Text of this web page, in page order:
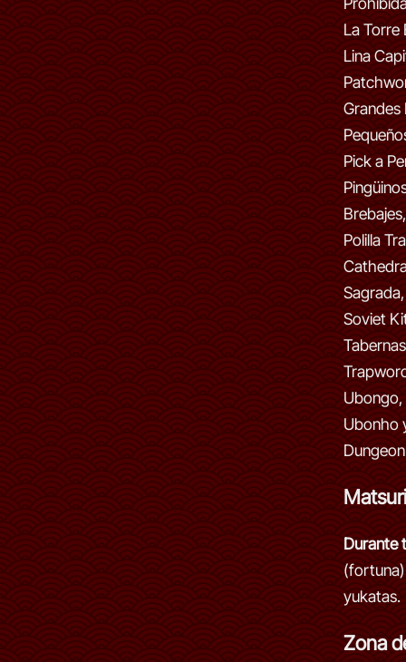
La Torre
Lina
Grandes
Pick a
Polilla
Soviet
Ubonho
Matsuri
Durante
yukatas.
Zona